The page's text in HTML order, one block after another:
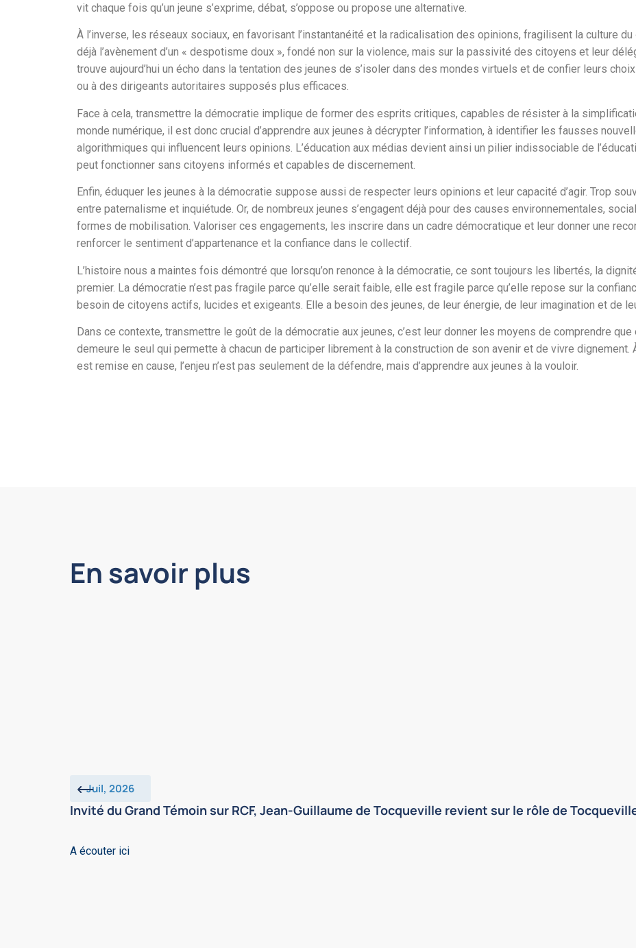
vit chaque fois qu’un jeune s’exprime, débat, s’oppose ou propose une alternative.
À l’inverse, les réseaux sociaux, en favorisant l’instantanéité et la radicalisation des opinions, fragilisent la culture
déjà l’avènement d’un « despotisme doux », fondé non sur la violence, mais sur la passivité des citoyens et leur
trouve aujourd’hui un écho dans la tentation des jeunes de s’isoler dans des mondes virtuels et de confier leurs
ou à des dirigeants autoritaires supposés plus efficaces.
Face à cela, transmettre la démocratie implique de former des esprits critiques, capables de résister à la
monde numérique, il est donc crucial d’apprendre aux jeunes à décrypter l’information, à identifier les fausses
algorithmiques qui influencent leurs opinions. L’éducation aux médias devient ainsi un pilier indissociable de
peut fonctionner sans citoyens informés et capables de discernement.
Enfin, éduquer les jeunes à la démocratie suppose aussi de respecter leurs opinions et leur capacité d’agir. Trop
entre paternalisme et inquiétude. Or, de nombreux jeunes s’engagent déjà pour des causes environnementales,
formes de mobilisation. Valoriser ces engagements, les inscrire dans un cadre démocratique et leur donner une
renforcer le sentiment d’appartenance et la confiance dans le collectif.
L’histoire nous a maintes fois démontré que lorsqu’on renonce à la démocratie, ce sont toujours les libertés, la
premier. La démocratie n’est pas fragile parce qu’elle serait faible, elle est fragile parce qu’elle repose sur la
besoin de citoyens actifs, lucides et exigeants. Elle a besoin des jeunes, de leur énergie, de leur imagination et de
Dans ce contexte, transmettre le goût de la démocratie aux jeunes, c’est leur donner les moyens de comprendre que
demeure le seul qui permette à chacun de participer librement à la construction de son avenir et de vivre dignement.
est remise en cause, l’enjeu n’est pas seulement de la défendre, mais d’apprendre aux jeunes à la vouloir.
En savoir plus
Juil, 2026
Invité du Grand Témoin sur RCF, Jean-Guillaume de Tocqueville revient sur le rôle de
A écouter ici